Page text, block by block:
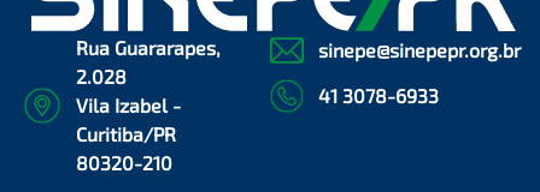
Rua Guararapes,
2.028
Vila Izabel -
Curitiba/PR
80320-210
sinepe@sinepepr.org.br
41 3078-6933